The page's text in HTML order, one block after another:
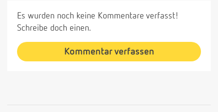
Es wurden noch keine Kommentare verfasst!
Schreibe doch einen.
Kommentar verfassen